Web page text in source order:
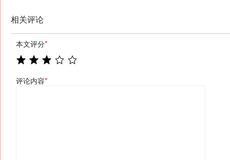
相关评论
本文评分*
评论内容*